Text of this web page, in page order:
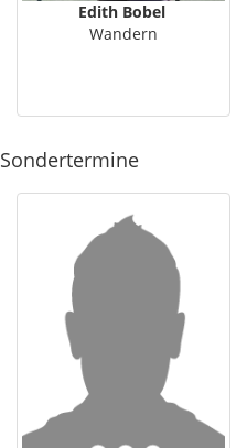
Edith Bobel
Wandern
Sondertermine